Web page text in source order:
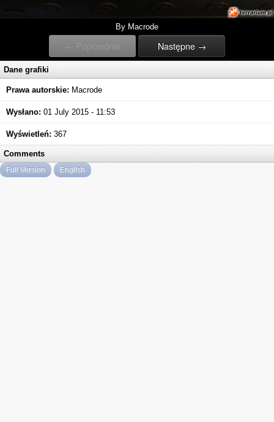
By Macrode
← Poprzednie Następne →
Dane grafiki
Prawa autorskie: Macrode
Wysłano: 01 July 2015 - 11:53
Wyświetleń: 367
Comments
Full Version English